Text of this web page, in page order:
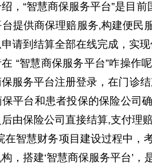
，“智慧商保服务平台”是目
提供商保理赔服务,构建便民
请到结算全部在线完成，实
在 “智慧商保服务平台”咋操作
服务平台注册登录，在门诊
平台和患者投保的保险公司
由保险公司直接结算,支付理
在智慧财务项目建设过程中，
，搭建‘智慧商保服务平台’